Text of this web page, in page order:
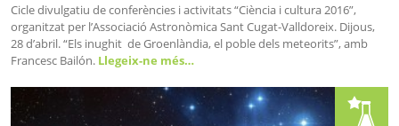
Cicle divulgatiu de conferències i activitats “Ciència i cultura 2016”,
organitzat per l’Associació Astronòmica Sant Cugat-Valldoreix. Dijous,
28 d’abril. “Els inughit de Groenlàndia, el poble dels meteorits”, amb
Francesc Bailón. Llegeix-ne més…